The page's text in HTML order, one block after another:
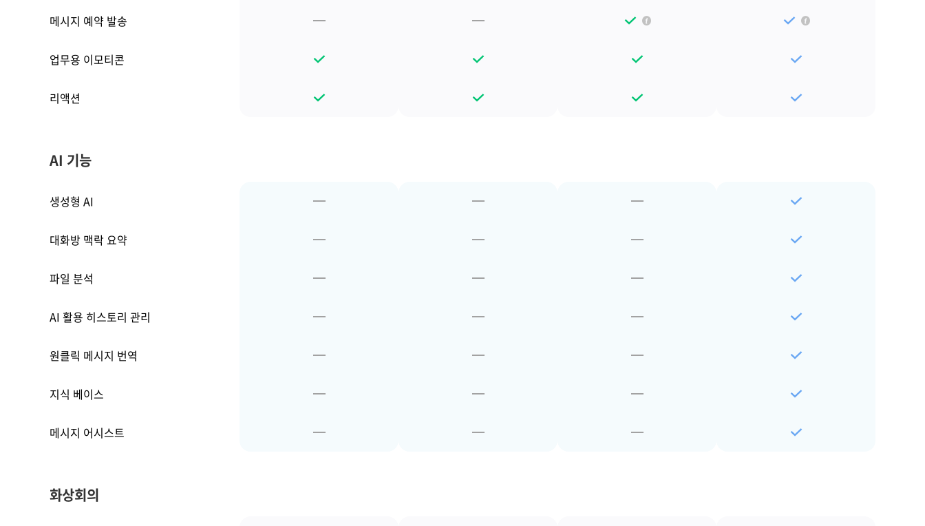
메시지 예약 발송
업무용 이모티콘
리액션
AI 기능
생성형 AI
대화방 맥락 요약
파일 분석
AI 활용 히스토리 관리
원클릭 메시지 번역
지식 베이스
메시지 어시스트
화상회의